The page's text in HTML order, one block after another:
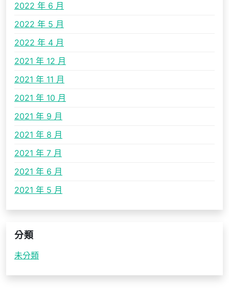
2022 年 6 月
2022 年 5 月
2022 年 4 月
2021 年 12 月
2021 年 11 月
2021 年 10 月
2021 年 9 月
2021 年 8 月
2021 年 7 月
2021 年 6 月
2021 年 5 月
分類
未分類